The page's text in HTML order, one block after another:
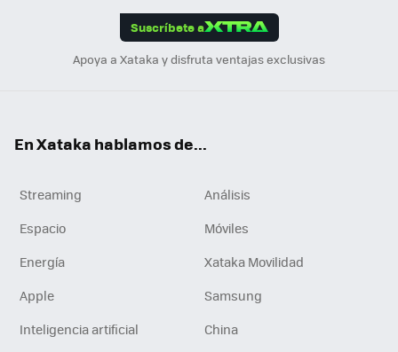
Suscríbete a
Apoya a Xataka y disfruta ventajas exclusivas
En Xataka hablamos de...
Streaming
Análisis
Espacio
Móviles
Energía
Xataka Movilidad
Apple
Samsung
Inteligencia artificial
China